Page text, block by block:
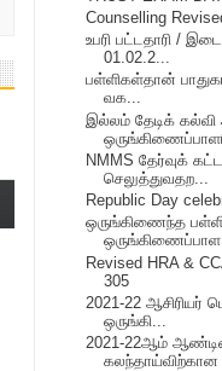
Counselling
உபரி பட்டதாரி /
01.02.2...
பள்ளிகள்தான்
வக...
இல்லம் தேடிக் கல்வி
NMMS தேர்வுக்
செலுத்துவதற...
Republic Day
ஒருங்கிணைந்த
Revised HRA &
305
2021-22 ஆசிரியர்
ஒருங்கி...
2021-22ஆம்
கலந்தாய்விற்கான